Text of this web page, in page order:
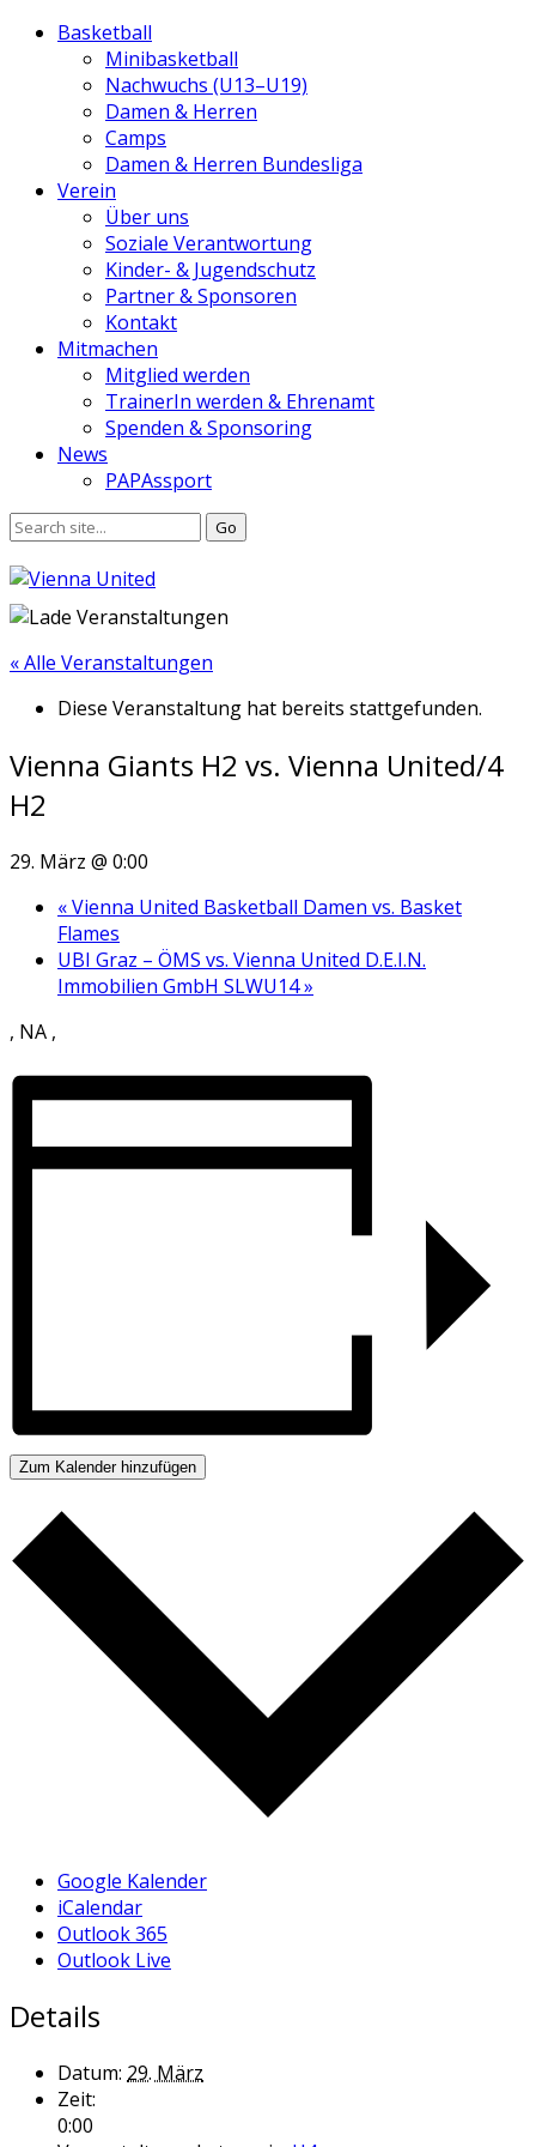
Basketball
Minibasketball
Nachwuchs (U13–U19)
Damen & Herren
Camps
Damen & Herren Bundesliga
Verein
Über uns
Soziale Verantwortung
Kinder- & Jugendschutz
Partner & Sponsoren
Kontakt
Mitmachen
Mitglied werden
TrainerIn werden & Ehrenamt
Spenden & Sponsoring
News
PAPAssport
« Alle Veranstaltungen
Diese Veranstaltung hat bereits stattgefunden.
Vienna Giants H2 vs. Vienna United/4
H2
29. März @ 0:00
«Vienna United Basketball Damen vs. Basket
Flames
UBI Graz – ÖMS vs. Vienna United D.E.I.N.
Immobilien GmbH SLWU14»
, NA ,
Zum Kalender hinzufügen
Google Kalender
iCalendar
Outlook 365
Outlook Live
Details
Datum: 29. März
Zeit:
0:00